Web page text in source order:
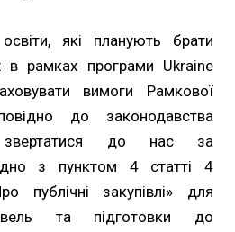
які планують брати
в рамках програми Ukraine
вимоги Рамкової
до законодавства
до нас за
з пунктом 4 статті 4
публічні закупівлі» для
та підготовки до